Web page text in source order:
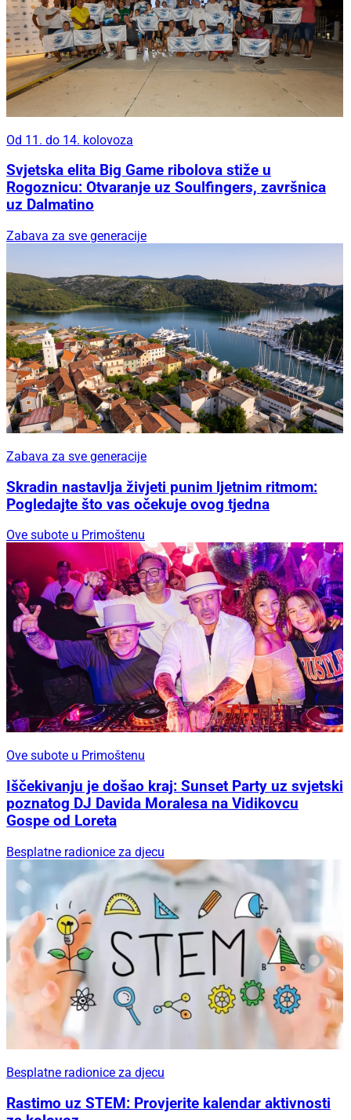
Od 11. do 14. kolovoza
Svjetska elita Big Game ribolova stiže u
Rogoznicu: Otvaranje uz Soulfingers, završnica
uz Dalmatino
Zabava za sve generacije
Zabava za sve generacije
Skradin nastavlja živjeti punim ljetnim ritmom:
Pogledajte što vas očekuje ovog tjedna
Ove subote u Primoštenu
Ove subote u Primoštenu
Iščekivanju je došao kraj: Sunset Party uz svjetski
poznatog DJ Davida Moralesa na Vidikovcu
Gospe od Loreta
Besplatne radionice za djecu
Besplatne radionice za djecu
Rastimo uz STEM: Provjerite kalendar aktivnosti